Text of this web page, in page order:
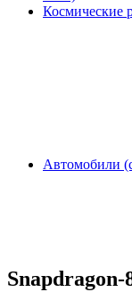
Космические
Автомобили
Snapdragon-